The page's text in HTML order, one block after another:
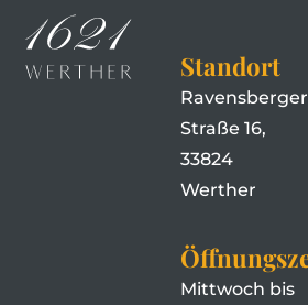
Standort
Ravensberger
Straße 16,
33824
Werther
Mittwoch bis